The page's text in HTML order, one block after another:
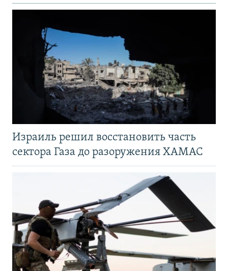
Израиль решил восстановить часть
сектора Газа до разоружения ХАМАС